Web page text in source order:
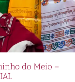
do Meio –